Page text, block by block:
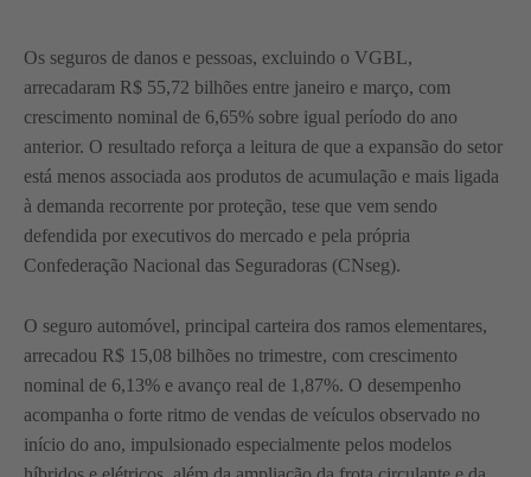
Os seguros de danos e pessoas, excluindo o VGBL,
arrecadaram R$ 55,72 bilhões entre janeiro e março, com
crescimento nominal de 6,65% sobre igual período do ano
anterior. O resultado reforça a leitura de que a expansão do setor
está menos associada aos produtos de acumulação e mais ligada
à demanda recorrente por proteção, tese que vem sendo
defendida por executivos do mercado e pela própria
Confederação Nacional das Seguradoras (CNseg).
O seguro automóvel, principal carteira dos ramos elementares,
arrecadou R$ 15,08 bilhões no trimestre, com crescimento
nominal de 6,13% e avanço real de 1,87%. O desempenho
acompanha o forte ritmo de vendas de veículos observado no
início do ano, impulsionado especialmente pelos modelos